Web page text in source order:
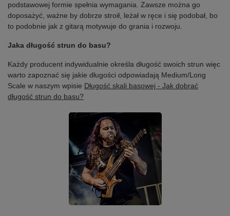
podstawowej formie spełnia wymagania. Zawsze można go
doposażyć, ważne by dobrze stroił, leżał w ręce i się podobał, bo
to podobnie jak z gitarą motywuje do grania i rozwoju.
Jaka długość strun do basu?
Każdy producent indywidualnie określa długość swoich strun więc
warto zapoznać się jakie długości odpowiadają Medium/Long
Scale w naszym wpisie Długość skali basowej - Jak dobrać
długość strun do basu?